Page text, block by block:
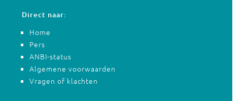
Direct naar:
Home
Pers
ANBI-status
Algemene voorwaarden
Vragen of klachten